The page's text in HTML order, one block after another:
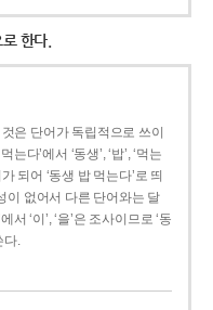
한다.
은 단어가 독립적으로 쓰이
다’에서 ‘동생’, ‘밥’, ‘먹는
되어 ‘동생 밥 먹는다’로 띄
이 없어서 다른 단어와는 달
‘이’, ‘을’은 조사이므로 ‘동
다.